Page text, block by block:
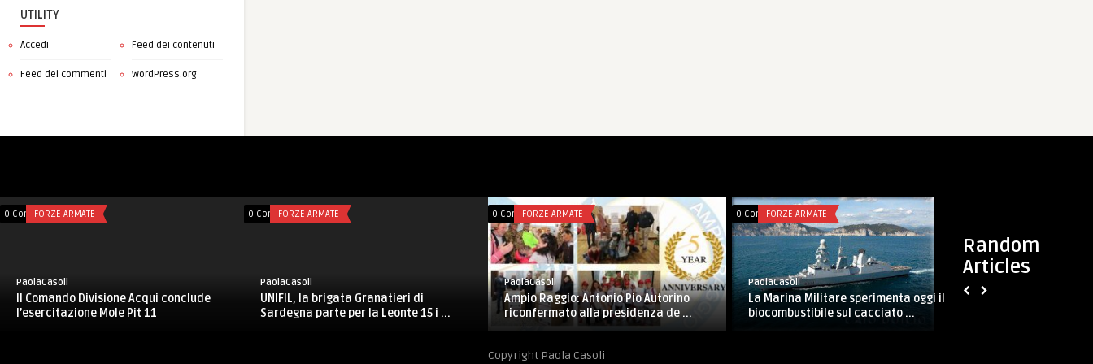
UTILITY
Accedi Feed dei contenuti
Feed dei commenti WordPress.org
Random
Articles
0 CommentsFORZE ARMATE
PaolaCasoli
Il Comando Divisione Acqui conclude
l’esercitazione Mole Pit 11
0 CommentsFORZE ARMATE
PaolaCasoli
UNIFIL, la brigata Granatieri di
Sardegna parte per la Leonte 15 i ...
0 CommentsFORZE ARMATE
PaolaCasoli
Ampio Raggio: Antonio Pio Autorino
riconfermato alla presidenza de ...
0 CommentsFORZE ARMATE
PaolaCasoli
La Marina Militare sperimenta oggi il
biocombustibile sul cacciato ...
Copyright Paola Casoli